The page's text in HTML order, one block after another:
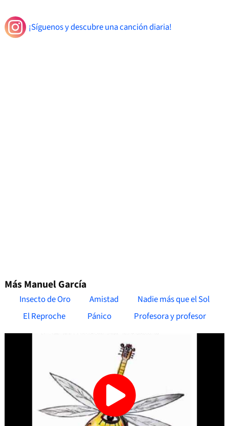
¡Síguenos y descubre una canción diaria!
Más Manuel García
Insecto de Oro Amistad
Nadie más que el Sol
El Reproche
Pánico Profesora y profesor